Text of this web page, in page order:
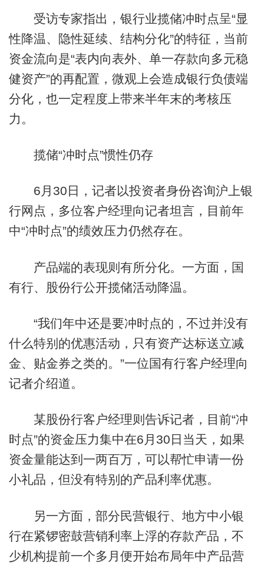
受访专家指出，银行业揽储冲时点呈“显
性降温、隐性延续、结构分化”的特征，当前
资金流向是“表内向表外、单一存款向多元稳
健资产”的再配置，微观上会造成银行负债端
分化，也一定程度上带来半年末的考核压
力。
揽储“冲时点”惯性仍存
6月30日，记者以投资者身份咨询沪上银
行网点，多位客户经理向记者坦言，目前年
中“冲时点”的绩效压力仍然存在。
产品端的表现则有所分化。一方面，国
有行、股份行公开揽储活动降温。
“我们年中还是要冲时点的，不过并没有
什么特别的优惠活动，只有资产达标送立减
金、贴金券之类的。”一位国有行客户经理向
记者介绍道。
某股份行客户经理则告诉记者，目前“冲
时点”的资金压力集中在6月30日当天，如果
资金量能达到一两百万，可以帮忙申请一份
小礼品，但没有特别的产品利率优惠。
另一方面，部分民营银行、地方中小银
行在紧锣密鼓营销利率上浮的存款产品，不
少机构提前一个多月便开始布局年中产品营